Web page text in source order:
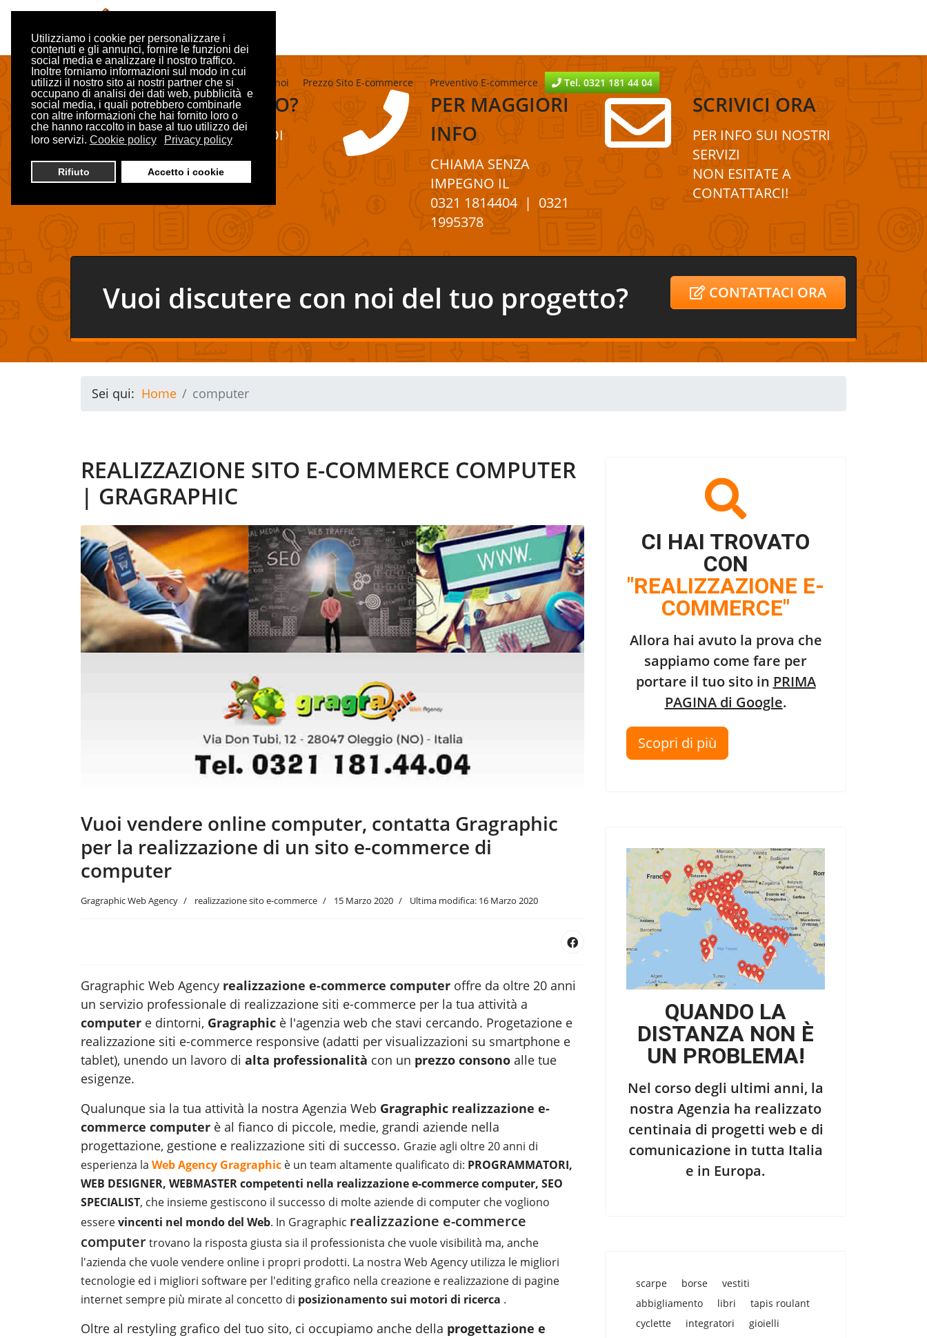
Utilizziamo i cookie per personalizzare i
contenuti e gli annunci, fornire le funzioni dei
social media e analizzare il nostro traffico.
Inoltre forniamo informazioni sul modo in cui
utilizzi il nostro sito ai nostri partner che si
occupano di analisi dei dati web, pubblicità e
social media, i quali potrebbero combinarle
con altre informazioni che hai fornito loro o
che hanno raccolto in base al tuo utilizzo dei
loro servizi. Cookie policy Privacy policy
Rifiuto Accetto i cookie
Home E-commerce Cosa dicono di noi Prezzo Sito E-commerce Preventivo E-commerce Tel. 0321 181 44 04
SERVE AIUTO?
CHATTA CON NOI
SCRIVICI ORA!
PER MAGGIORI
INFO
CHIAMA SENZA
IMPEGNO IL
0321 1814404 | 0321
1995378
SCRIVICI ORA
PER INFO SUI NOSTRI
SERVIZI
NON ESITATE A
CONTATTARCI!
Vuoi discutere con noi del tuo progetto? CONTATTACI ORA
Sei qui: Home computer
REALIZZAZIONE SITO E-COMMERCE COMPUTER
| GRAGRAPHIC
Vuoi vendere online computer, contatta Gragraphic
per la realizzazione di un sito e-commerce di
computer
Gragraphic Web Agency realizzazione sito e-commerce 15 Marzo 2020 Ultima modifica: 16 Marzo 2020
Gragraphic Web Agency realizzazione e-commerce computer offre da oltre 20 anni
un servizio professionale di realizzazione siti e-commerce per la tua attività a
computer e dintorni, Gragraphic è l'agenzia web che stavi cercando. Progetazione e
realizzazione siti e-commerce responsive (adatti per visualizzazioni su smartphone e
tablet), unendo un lavoro di alta professionalità con un prezzo consono alle tue
esigenze.
Qualunque sia la tua attività la nostra Agenzia Web Gragraphic realizzazione e-
commerce computer è al fianco di piccole, medie, grandi aziende nella
progettazione, gestione e realizzazione siti di successo. Grazie agli oltre 20 anni di
esperienza la Web Agency Gragraphic è un team altamente qualificato di: PROGRAMMATORI,
WEB DESIGNER, WEBMASTER competenti nella realizzazione e-commerce computer, SEO
SPECIALIST, che insieme gestiscono il successo di molte aziende di computer che vogliono
esserevincenti nel mondo del Web. In Gragraphic realizzazione e-commerce
computertrovano la risposta giusta sia il professionista che vuole visibilità ma, anche
l'azienda che vuole vendere online i propri prodotti. La nostra Web Agency utilizza le migliori
tecnologie ed i migliori software per l'editing grafico nella creazione e realizzazione di pagine
internet sempre più mirate al concetto di posizionamento sui motori di ricerca .
Oltre al restyling grafico del tuo sito, ci occupiamo anche della progettazione e
CI HAI TROVATO
CON
"REALIZZAZIONE E-
COMMERCE"
Allora hai avuto la prova che
sappiamo come fare per
portare il tuo sito in PRIMA
PAGINA di Google.
Scopri di più
QUANDO LA
DISTANZA NON È
UN PROBLEMA!
Nel corso degli ultimi anni, la
nostra Agenzia ha realizzato
centinaia di progetti web e di
comunicazione in tutta Italia
e in Europa.
scarpe borse
vestiti
abbigliamento
libri
tapis roulant
cyclette
integratori
gioielli